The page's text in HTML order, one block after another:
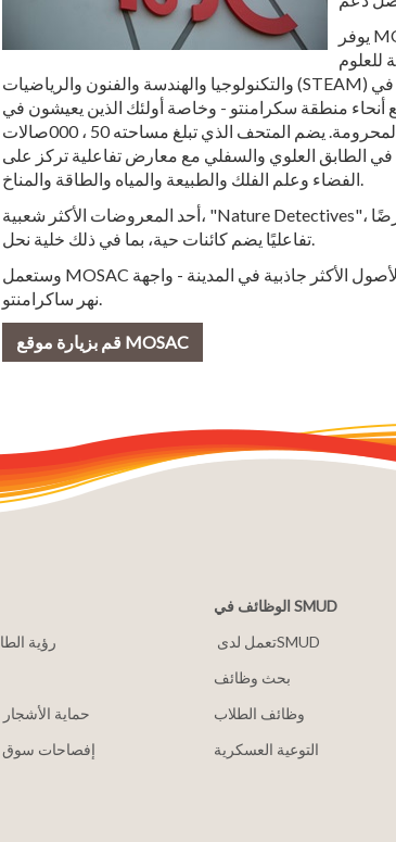
يوفر MOSAC فرصًا
للعلوم
والتكنولوجيا والهندسة والفنون والرياضيات (STEAM) للطلاب في
أنحاء منطقة سكرامنتو - وخاصة أولئك الذين يعيشون في
المجتمعات المحرومة. يضم المتحف الذي تبلغ مساحته 50 ، 000صالات
الطابق العلوي والسفلي مع معارض تفاعلية تركز على
الفضاء وعلم الفلك والطبيعة والمياه والطاقة والمناخ.
أحد المعروضات الأكثر شعبية، "Nature Detectives"، يضم معرضًا
تفاعليًا يضم كائنات حية، بما في ذلك خلية نحل.
وستعمل MOSAC أيضًا على تحفيز الأعمال والتنمية الاقتصادية على طول أحد الأصول الأكثر جاذبية في المدينة - واجهة
نهر ساكرامنتو.
قم بزيارة موقع MOSAC
2030 رؤية
حماية
إفصاحات سوق
الوظائف في SMUD
بحث وظائف
وظائف الطلاب
التوعية العسكرية